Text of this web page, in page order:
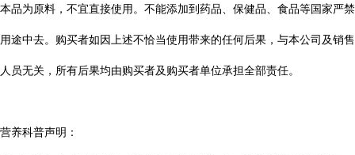
本品为原料，不宜直接使用。不能添加到药品、保健品、食品等国家严禁
用途中去。购买者如因上述不恰当使用带来的任何后果，与本公司及销售
人员无关，所有后果均由购买者及购买者单位承担全部责任。
营养科普声明：